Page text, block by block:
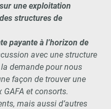
une exploitation
structures de
payante à l’horizon de
avec une structure
demande pour nous
façon de trouver une
et consorts.
mais aussi d’autres